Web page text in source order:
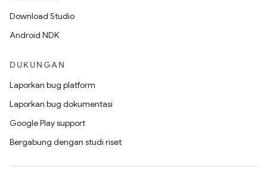
Download Studio
Android NDK
DUKUNGAN
Laporkan bug platform
Laporkan bug dokumentasi
Google Play support
Bergabung dengan studi riset